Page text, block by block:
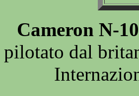
Cameron N-
pilotato dal